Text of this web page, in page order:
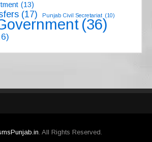
(13)
(17) Punjab Civil Secretariat (10)
(36)
. All Rights Reserved.